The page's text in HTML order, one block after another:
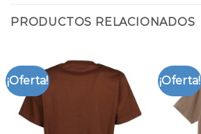
PRODUCTOS RELACIONADOS
¡Oferta! ¡Oferta!